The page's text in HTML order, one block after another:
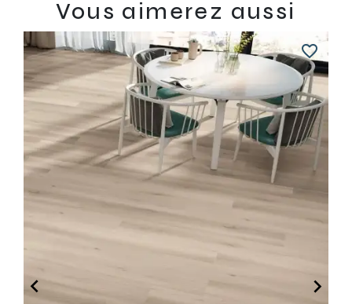
Vous aimerez aussi

favorite_border
